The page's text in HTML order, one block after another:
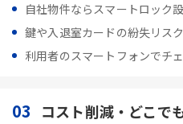
自社物件ならスマートロック設
鍵や入退室カードの紛失リスク
利用者のスマートフォンでチェ
03 コスト削減・どこで